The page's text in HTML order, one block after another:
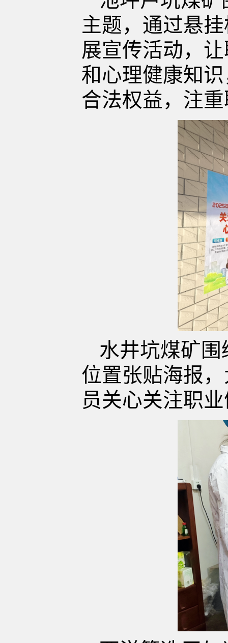
主题，通过悬
展宣传活动，
和心理健康知
合法权益，注
水井坑煤矿
位置张贴海报
员关心关注职